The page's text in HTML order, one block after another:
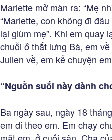
Mariette mở màn ra: “Mẹ
“Mariette, con không đi
lại giùm mẹ”. Khi em quay
chuỗi ở thắt lưng Bà, em
Julien về, em kể chuyện
“Nguồn suối này dành
Ba ngày sau, ngày 18
em đi theo em. Em chạy